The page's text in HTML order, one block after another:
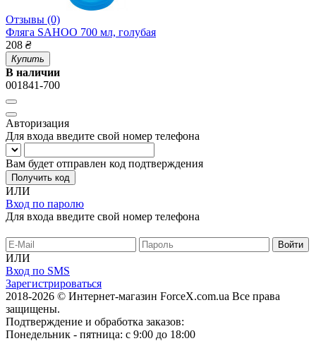
Отзывы (0)
Фляга SAHOO 700 мл, голубая
208 ₴
Купить
В наличии
001841-700
Авторизация
Для входа введите свой номер телефона
Вам будет отправлен код подтверждения
Получить код
ИЛИ
Вход по паролю
Для входа введите свой номер телефона
ИЛИ
Вход по SMS
Зарегистрироваться
2018-2026 © Интернет-магазин ForceX.com.ua Все права
защищены.
Подтверждение и обработка заказов:
Понедельник - пятница: с 9:00 до 18:00